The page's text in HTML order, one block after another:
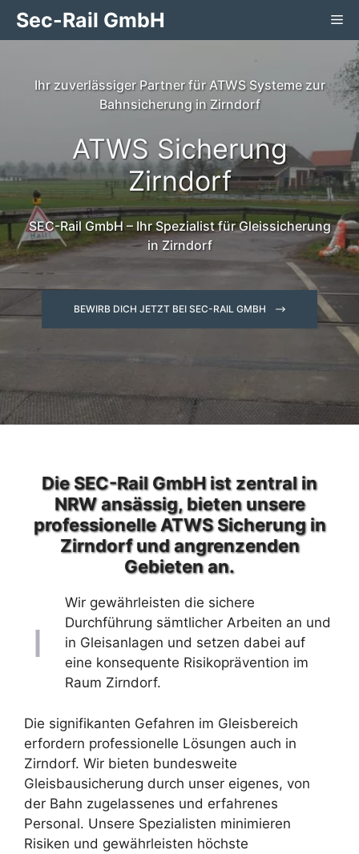
Zum
InhaltSec-Rail GmbH
Ihr zuverlässiger Partner für ATWS Systeme zur
Bahnsicherung in Zirndorf
ATWS Sicherung
Zirndorf
SEC-Rail GmbH – Ihr Spezialist für Gleissicherung
in Zirndorf
BEWIRB DICH JETZT BEI SEC-RAIL GMBH
Die SEC-Rail GmbH ist zentral in
NRW ansässig, bieten unsere
professionelle ATWS Sicherung in
Zirndorf und angrenzenden
Gebieten an.
Wir gewährleisten die sichere
Durchführung sämtlicher Arbeiten an und
in Gleisanlagen und setzen dabei auf
eine konsequente Risikoprävention im
Raum Zirndorf.
Die signifikanten Gefahren im Gleisbereich
erfordern professionelle Lösungen auch in
Zirndorf. Wir bieten bundesweite
Gleisbausicherung durch unser eigenes, von
der Bahn zugelassenes und erfahrenes
Personal. Unsere Spezialisten minimieren
Risiken und gewährleisten höchste